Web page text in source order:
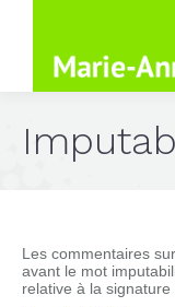
Les commentaires
avant le mot
relative à la signature